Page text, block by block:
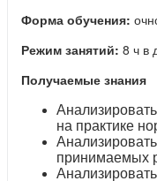
Форма обучения:
Режим занятий: 8 ч в
Получаемые знания
на практике
принимаемых